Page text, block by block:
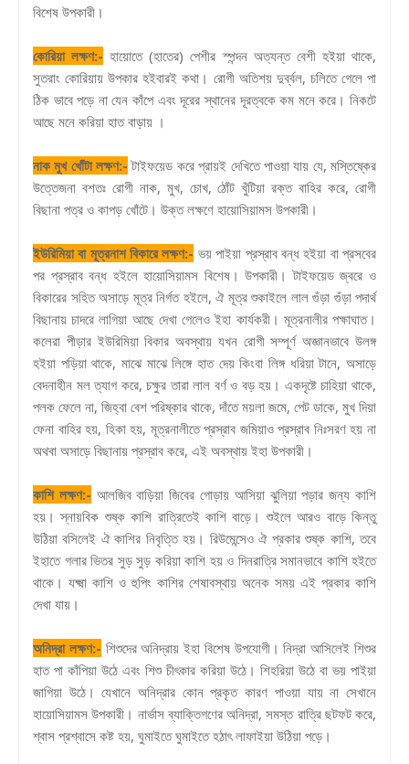
বিশেষ উপকারী।
কোরিয়া লক্ষণ:- হায়োতে (হাতের) পেশীর স্পন্দন অত্যন্ত বেশী হইয়া থাকে,
সুতরাং কোরিয়ায় উপকার হইবারই কথা। রোগী অতিশয় দুর্ব্বল, চলিতে গেলে পা
ঠিক ভাবে পড়ে না যেন কাঁপে এবং দূরের স্থানের দূরত্বকে কম মনে করে। নিকটে
আছে মনে করিয়া হাত বাড়ায় ।
নাক মুখ খোঁটা লক্ষণ:- টাইফয়েড করে প্রায়ই দেখিতে পাওয়া যায় যে, মস্তিষ্কের
উত্তেজনা বশতঃ রোগী নাক, মুখ, চোখ, ঠোঁট খুঁটিয়া রক্ত বাহির করে, রোগী
বিছানা পত্র ও কাপড় খোঁটে। উক্ত লক্ষণে হায়োসিয়ামস উপকারী।
ইউরিমিয়া বা মূত্রনাশ বিকারে লক্ষণ:- ভয় পাইয়া প্রস্রাব বন্ধ হইয়া বা প্রসবের
পর প্রস্রাব বন্ধ হইলে হায়োসিয়ামস বিশেষ। উপকারী। টাইফয়েড জ্বরে ও
বিকারের সহিত অসাড়ে মূত্র নির্গত হইলে, ঐ মূত্র শুকাইলে লাল গুঁড়া গুঁড়া পদার্থ
বিছানায় চাদরে লাগিয়া আছে দেখা গেলেও ইহা কার্যকরী। মূত্রনালীর পক্ষাঘাত।
কলেরা পীড়ার ইউরিমিয়া বিকার অবস্থায় যখন রোগী সম্পূর্ণ অজ্ঞানভাবে উলঙ্গ
হইয়া পড়িয়া থাকে, মাঝে মাঝে লিঙ্গে হাত দেয় কিংবা লিঙ্গ ধরিয়া টানে, অসাড়ে
বেদনাহীন মল ত্যাগ করে, চক্ষুর তারা লাল বর্ণ ও বড় হয়। একদৃষ্টে চাহিয়া থাকে,
পলক ফেলে না, জিহ্বা বেশ পরিষ্কার থাকে, দাঁতে ময়লা জমে, পেট ডাকে, মুখ দিয়া
ফেনা বাহির হয়, হিকা হয়, মূত্রনালীতে প্রস্রাব জমিয়াও প্রস্রাব নিঃসরণ হয় না
অথবা অসাড়ে বিছানায় প্রস্রাব করে, এই অবস্থায় ইহা উপকারী।
কাশি লক্ষণ:- আলজিব বাড়িয়া জিবের গোড়ায় আসিয়া ঝুলিয়া পড়ার জন্য কাশি
হয়। স্নায়বিক শুষ্ক কাশি রাত্রিতেই কাশি বাড়ে। শুইলে আরও বাড়ে কিন্তু
উঠিয়া বসিলেই ঐ কাশির নিবৃত্তি হয়। রিউমেন্সেও ঐ প্রকার শুষ্ক কাশি, তবে
ইহাতে গলার ভিতর সুড় সুড় করিয়া কাশি হয় ও দিনরাত্রি সমানভাবে কাশি হইতে
থাকে। যক্ষ্মা কাশি ও হুপিং কাশির শেষাবস্থায় অনেক সময় এই প্রকার কাশি
দেখা যায়।
অনিদ্রা লক্ষণ:- শিশুদের অনিদ্রায় ইহা বিশেষ উপযোগী। নিদ্রা আসিলেই শিশুর
হাত পা কাঁপিয়া উঠে এবং শিশু চীৎকার করিয়া উঠে। শিহরিয়া উঠে বা ভয় পাইয়া
জাগিয়া উঠে। যেখানে অনিদ্রার কোন প্রকৃত কারণ পাওয়া যায় না সেখানে
হায়োসিয়ামস উপকারী। নার্ভাস ব্যাক্তিগণের অনিদ্রা, সমস্ত রাত্রি ছটফট করে,
শ্বাস প্রশ্বাসে কষ্ট হয়, ঘুমাইতে ঘুমাইতে হঠাৎ লাফাইয়া উঠিয়া পড়ে।